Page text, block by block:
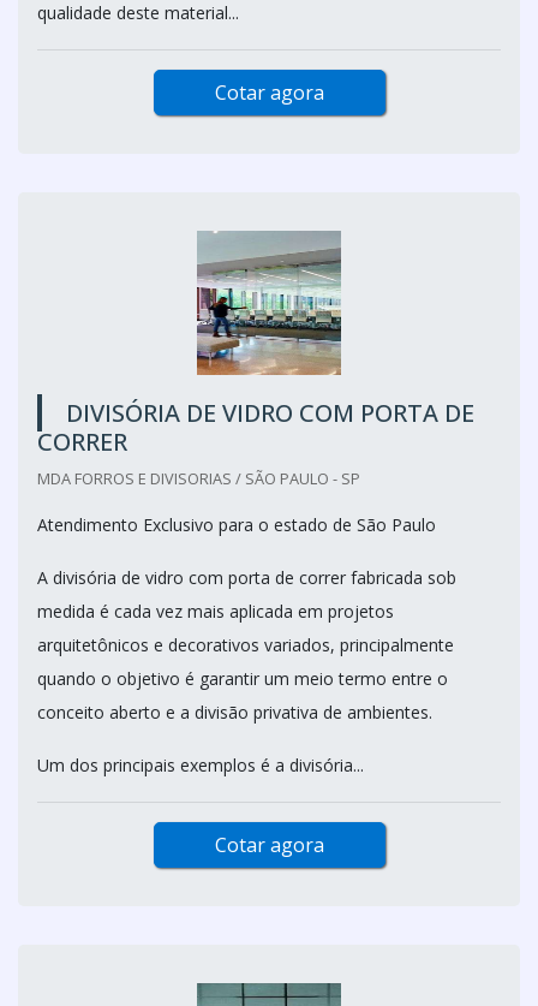
qualidade deste material...
Cotar agora
DIVISÓRIA DE VIDRO COM PORTA DE
CORRER
MDA FORROS E DIVISORIAS / SÃO PAULO - SP
Atendimento Exclusivo para o estado de São Paulo
A divisória de vidro com porta de correr fabricada sob
medida é cada vez mais aplicada em projetos
arquitetônicos e decorativos variados, principalmente
quando o objetivo é garantir um meio termo entre o
conceito aberto e a divisão privativa de ambientes.
Um dos principais exemplos é a divisória...
Cotar agora